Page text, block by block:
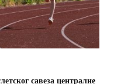
савеза централне